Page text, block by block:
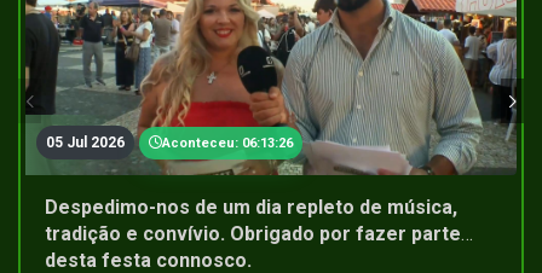
05 Jul 2026 Aconteceu: 06:13:26
Despedimo-nos de um dia repleto de música,
tradição e convívio. Obrigado por fazer parte
desta festa connosco.